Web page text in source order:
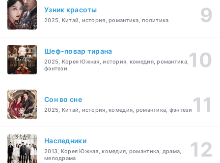
Узник красоты
2025, Китай, история, романтика, политика
Шеф-повар тирана
2025, Корея Южная, история, комедия, романтика,
фэнтези
Cон во сне
2025, Китай, история, комедия, романтика, фэнтези
Наследники
2013, Корея Южная, комедия, романтика, драма,
мелодрама